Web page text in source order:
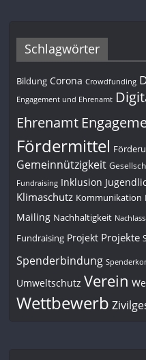
Schlagwörter
Bildung Corona Crowdfunding
Engagement und Ehrenamt
Ehrenamt
Fördermittel
Gemeinnützigkeit
Fundraising Inklusion
Klimaschutz Kommunikation
Mailing Nachhaltigkeit
Fundraising Projekt Projekte
Spenderbindung
Umweltschutz Verein
Wettbewerb